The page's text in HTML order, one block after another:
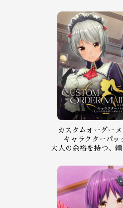
カスタムオーダー
キャラクターパッ
大人の余裕を持つ、